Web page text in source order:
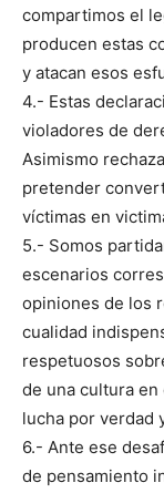
compartimos el
producen estas
y atacan esos
4.- Estas
violadores de
Asimismo
pretender
víctimas en
5.- Somos
escenarios
opiniones de los
cualidad
respetuosos
de una cultura en
lucha por verdad
6.- Ante ese
de pensamiento